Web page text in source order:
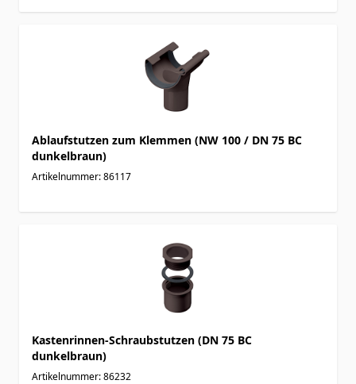
Ablaufstutzen zum Klemmen (NW 100 / DN 75 BC
dunkelbraun)
Artikelnummer: 86117
Kastenrinnen-Schraubstutzen (DN 75 BC
dunkelbraun)
Artikelnummer: 86232